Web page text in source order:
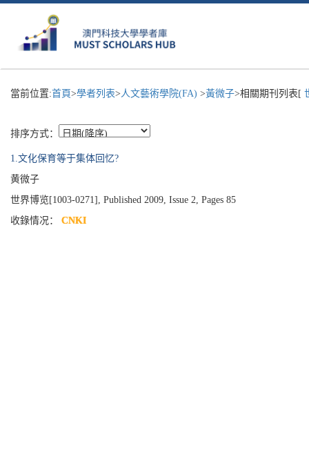
當前位置:首頁>學者列表>人文藝術學院(FA) >黃微子>相關期刊列表[
排序方式：
1.文化保育等于集体回忆?
黄微子
世界博览[1003-0271], Published 2009, Issue 2, Pages 85
收錄情况： CNKI